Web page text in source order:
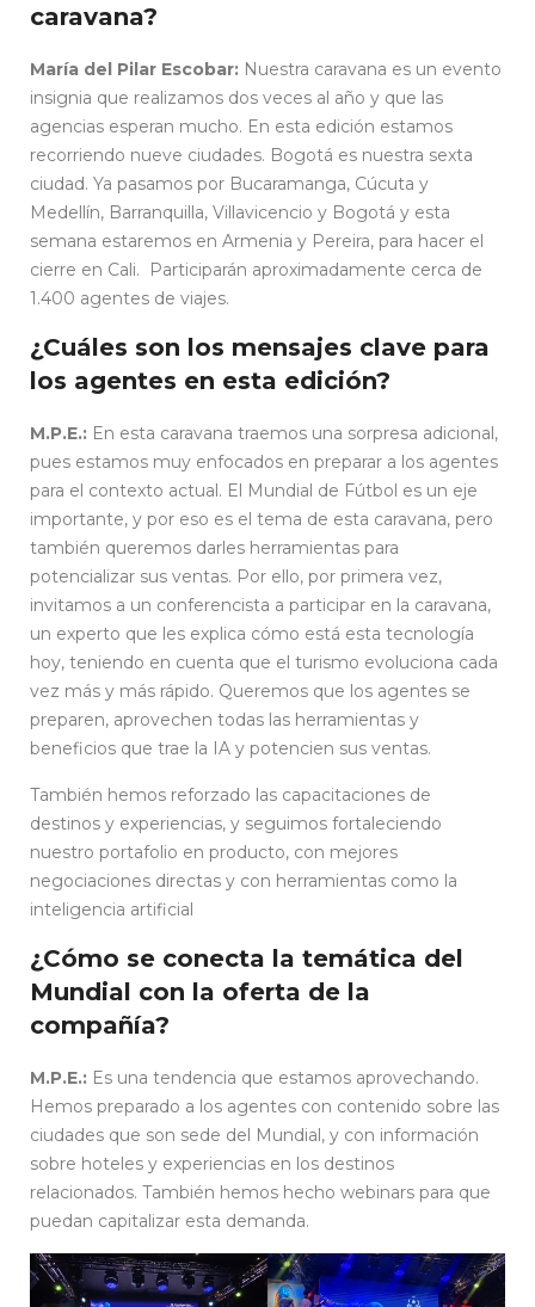
caravana?
María del Pilar Escobar: Nuestra caravana es un evento
insignia que realizamos dos veces al año y que las
agencias esperan mucho. En esta edición estamos
recorriendo nueve ciudades. Bogotá es nuestra sexta
ciudad. Ya pasamos por Bucaramanga, Cúcuta y
Medellín, Barranquilla, Villavicencio y Bogotá y esta
semana estaremos en Armenia y Pereira, para hacer el
cierre en Cali. Participarán aproximadamente cerca de
1.400 agentes de viajes.
¿Cuáles son los mensajes clave para
los agentes en esta edición?
M.P.E.: En esta caravana traemos una sorpresa adicional,
pues estamos muy enfocados en preparar a los agentes
para el contexto actual. El Mundial de Fútbol es un eje
importante, y por eso es el tema de esta caravana, pero
también queremos darles herramientas para
potencializar sus ventas. Por ello, por primera vez,
invitamos a un conferencista a participar en la caravana,
un experto que les explica cómo está esta tecnología
hoy, teniendo en cuenta que el turismo evoluciona cada
vez más y más rápido. Queremos que los agentes se
preparen, aprovechen todas las herramientas y
beneficios que trae la IA y potencien sus ventas.
También hemos reforzado las capacitaciones de
destinos y experiencias, y seguimos fortaleciendo
nuestro portafolio en producto, con mejores
negociaciones directas y con herramientas como la
inteligencia artificial
¿Cómo se conecta la temática del
Mundial con la oferta de la
compañía?
M.P.E.: Es una tendencia que estamos aprovechando.
Hemos preparado a los agentes con contenido sobre las
ciudades que son sede del Mundial, y con información
sobre hoteles y experiencias en los destinos
relacionados. También hemos hecho webinars para que
puedan capitalizar esta demanda.